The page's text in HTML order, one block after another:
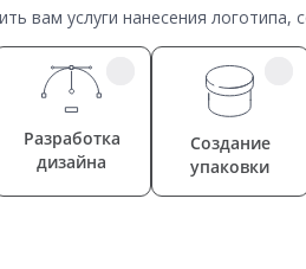
вам услуги нанесения логотипа,
Разработка
дизайна
Создание
упаковки